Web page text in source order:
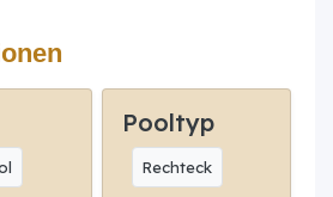
Pooltyp
Rechteck